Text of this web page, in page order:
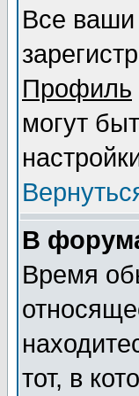
Все ваши
Профиль
могут
В
Время
тот, в